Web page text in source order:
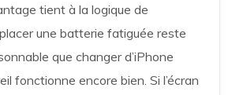
tient à la logique de
une batterie fatiguée reste
que changer d’iPhone
fonctionne encore bien. Si l’écran